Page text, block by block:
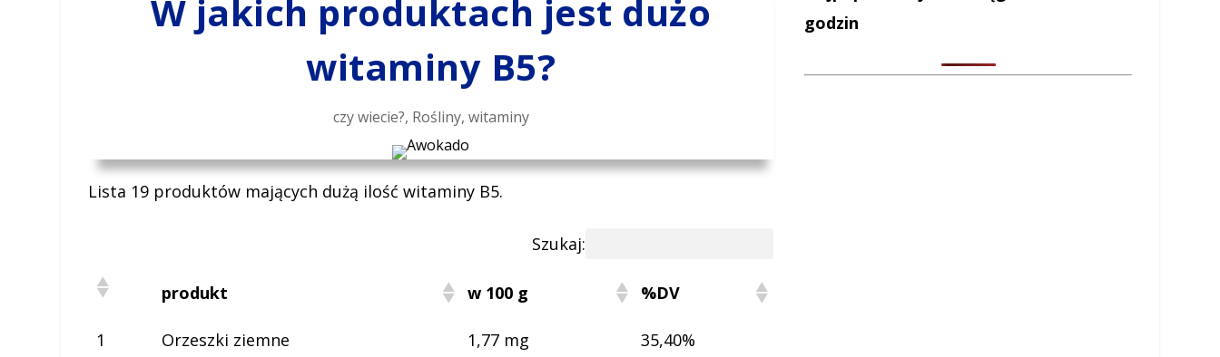
W jakich produktach jest dużo
witaminy B5?
czy wiecie?, Rośliny, witaminy
Lista 19 produktów mających dużą ilość witaminy B5.
Szukaj:
produkt w 100 g %DV
1 Orzeszki ziemne 1,77 mg 35,40%
godzin